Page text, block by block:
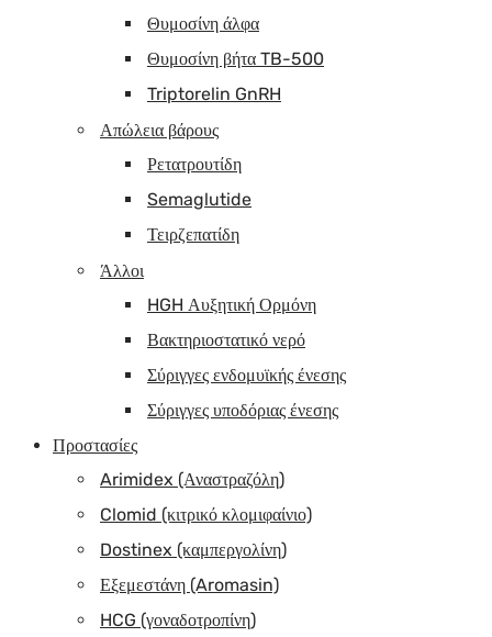
Θυμοσίνη άλφα
Θυμοσίνη βήτα TB-500
Triptorelin GnRH
Απώλεια βάρους
Ρετατρουτίδη
Semaglutide
Τειρζεπατίδη
Άλλοι
HGH Αυξητική Ορμόνη
Βακτηριοστατικό νερό
Σύριγγες ενδομυϊκής ένεσης
Σύριγγες υποδόριας ένεσης
Προστασίες
Arimidex (Αναστραζόλη)
Clomid (κιτρικό κλομιφαίνιο)
Dostinex (καμπεργολίνη)
Εξεμεστάνη (Aromasin)
HCG (γοναδοτροπίνη)